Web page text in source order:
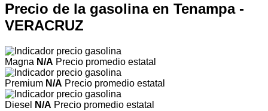
Precio de la gasolina en Tenampa -
VERACRUZ
Magna N/A Precio promedio estatal
Premium N/A Precio promedio estatal
Diesel N/A Precio promedio estatal